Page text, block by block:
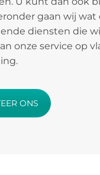
gaan wij wat
diensten die
onze service op
ONS